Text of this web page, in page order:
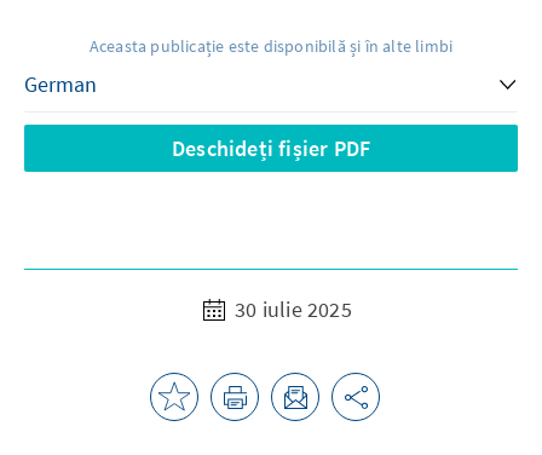
Aceasta publicație este disponibilă și în alte limbi
Deschideți fișier PDF
30 iulie 2025